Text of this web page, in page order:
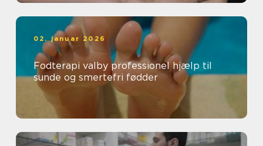
02. januar 2026
Fodterapi valby professionel hjælp til
sunde og smertefri fødder